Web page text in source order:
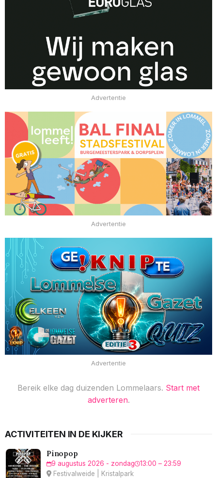
Advertentie
Advertentie
Advertentie
Bereik elke dag duizenden Lommelaars. Start met
adverteren.
ACTIVITEITEN IN DE KIJKER
Pinopop
9 augustus 2026 - zondag
13:00 – 23:59
Festivalweide | Kristalpark